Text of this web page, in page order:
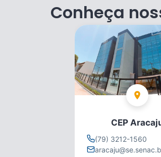
Conheça
CEP
(79) 3212-1560